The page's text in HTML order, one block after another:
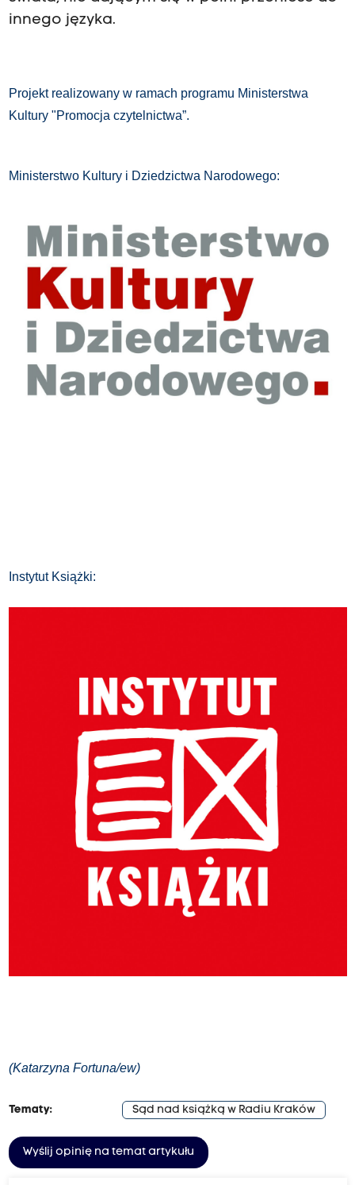
innego języka.
Projekt realizowany w ramach programu Ministerstwa
Kultury "Promocja czytelnictwa”.
Ministerstwo Kultury i Dziedzictwa Narodowego:
Instytut Książki:
(Katarzyna Fortuna/ew)
Tematy: Sąd nad książką w Radiu Kraków
Wyślij opinię na temat artykułu